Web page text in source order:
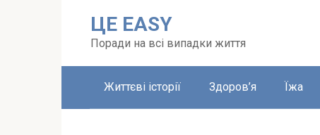
ЦЕ EASY
Поради на всі випадки життя
Життєві історії Здоров’я Їжа